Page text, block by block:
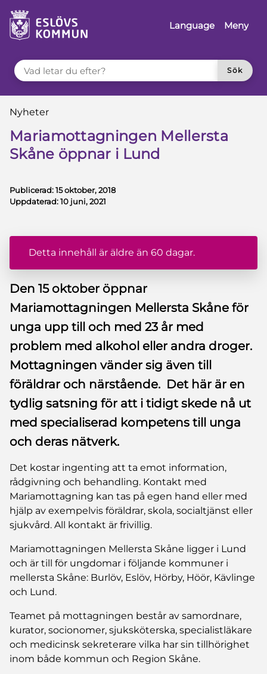
till innehåll
Language
Meny
VAD LETAR DU EFTER?
Sök
Du är här:
Nyheter
Mariamottagningen Mellersta
Skåne öppnar i Lund
Publicerad:15 oktober, 2018
Uppdaterad:10 juni, 2021
Detta innehåll är äldre än 60 dagar.
Den 15 oktober öppnar
Mariamottagningen Mellersta Skåne för
unga upp till och med 23 år med
problem med alkohol eller andra droger.
Mottagningen vänder sig även till
föräldrar och närstående. Det här är en
tydlig satsning för att i tidigt skede nå ut
med specialiserad kompetens till unga
och deras nätverk.
Det kostar ingenting att ta emot information,
rådgivning och behandling. Kontakt med
Mariamottagning kan tas på egen hand eller med
hjälp av exempelvis föräldrar, skola, socialtjänst eller
sjukvård. All kontakt är frivillig.
Mariamottagningen Mellersta Skåne ligger i Lund
och är till för ungdomar i följande kommuner i
mellersta Skåne: Burlöv, Eslöv, Hörby, Höör, Kävlinge
och Lund.
Teamet på mottagningen består av samordnare,
kurator, socionomer, sjuksköterska, specialistläkare
och medicinsk sekreterare vilka har sin tillhörighet
inom både kommun och Region Skåne.